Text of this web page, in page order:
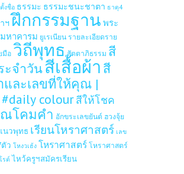
ตั้งชื่อ ธรรมะ ธรรมะชนะชาตา ธาตุ4
ฯฝึกกรรมฐาน พระ
หาคารม ยูเรเนียน รายละเอียดราย
มือวิถีพุทธ สัตตาภิธรรม สี
ะจำวันสีเสื้อผ้า สี
และเลขที่ให้คุณ |
#daily colourสีให้โชค
โคมคำ อักขระเลขยันต์ ฮวงจุ้ย
นวพุทธ เรียนโหราศาสตร์ เลข
ตัว โหงวเฮ้ง โหราศาสตร์โหราศาสตร์
รต์ ไหว้ครูฯสมัครเรียน